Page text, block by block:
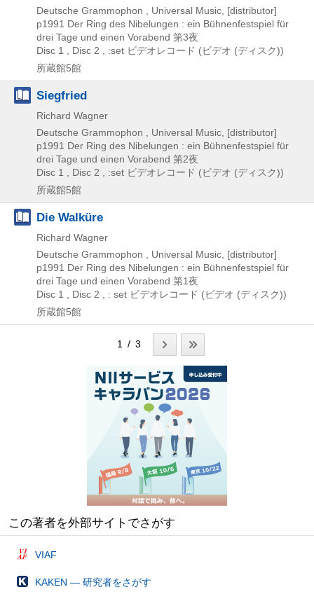
Deutsche Grammophon , Universal Music, [distributor]
p1991 Der Ring des Nibelungen : ein Bühnenfestspiel für
drei Tage und einen Vorabend 第3夜
Disc 1 , Disc 2 , :set ビデオレコード (ビデオ (ディスク))
所蔵館5館
Siegfried
Richard Wagner
Deutsche Grammophon , Universal Music, [distributor]
p1991 Der Ring des Nibelungen : ein Bühnenfestspiel für
drei Tage und einen Vorabend 第2夜
Disc 1 , Disc 2 , :set ビデオレコード (ビデオ (ディスク))
所蔵館5館
Die Walküre
Richard Wagner
Deutsche Grammophon , Universal Music, [distributor]
p1991 Der Ring des Nibelungen : ein Bühnenfestspiel für
drei Tage und einen Vorabend 第1夜
Disc 1 , Disc 2 , : set ビデオレコード (ビデオ (ディスク))
所蔵館5館
1 / 3
この著者を外部サイトでさがす
VIAF
KAKEN — 研究者をさがす